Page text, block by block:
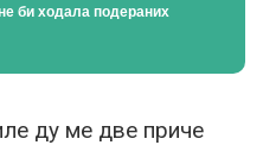
би ходала подераних
ду ме две приче